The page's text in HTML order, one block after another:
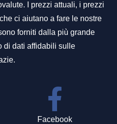
I prezzi attuali, i prezzi
ci aiutano a fare le nostre
forniti dalla più grande
di dati affidabili sulle
Facebook